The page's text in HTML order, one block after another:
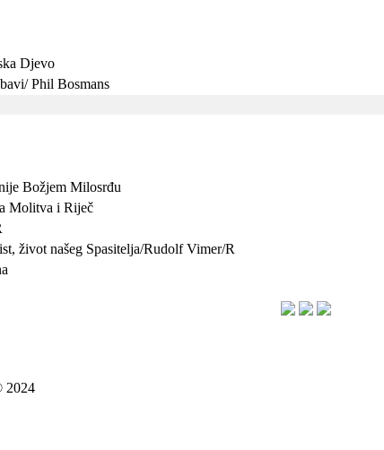
Djevo
Phil Bosmans
Božjem Milosrđu
Molitva i Riječ
život našeg Spasitelja/Rudolf Vimer/R
2024